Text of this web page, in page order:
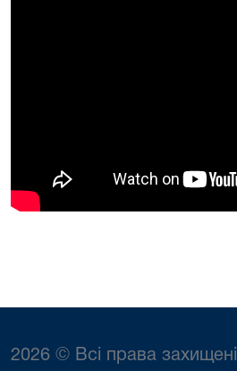
2026 © Всі права захищені